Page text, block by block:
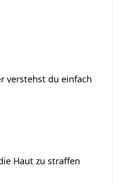
verstehst du einfach
Haut zu straffen